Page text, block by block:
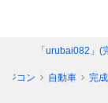
「urubai082」(
ジコン 自動車 完